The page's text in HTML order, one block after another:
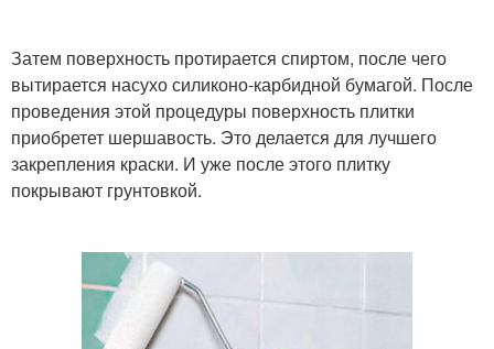
Затем поверхность протирается спиртом, после чего
вытирается насухо силиконо-карбидной бумагой. После
проведения этой процедуры поверхность плитки
приобретет шершавость. Это делается для лучшего
закрепления краски. И уже после этого плитку
покрывают грунтовкой.